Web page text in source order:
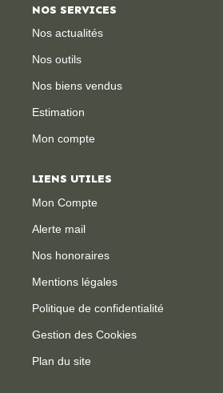
NOS SERVICES
Nos actualités
Nos outils
Nos biens vendus
Estimation
Mon compte
LIENS UTILES
Mon Compte
Alerte mail
Nos honoraires
Mentions légales
Politique de confidentialité
Gestion des Cookies
Plan du site